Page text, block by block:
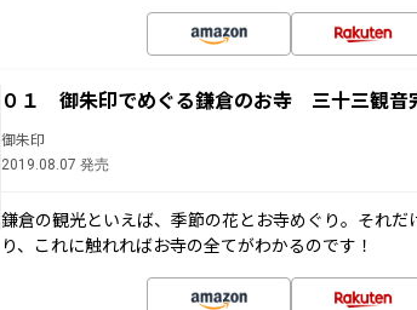
０１ 御朱印でめぐる鎌倉のお寺 三十三観
御朱印
2019.08.07 発売
鎌倉の観光といえば、季節の花とお寺めぐり。それ
り、これに触れればお寺の全てがわかるのです！